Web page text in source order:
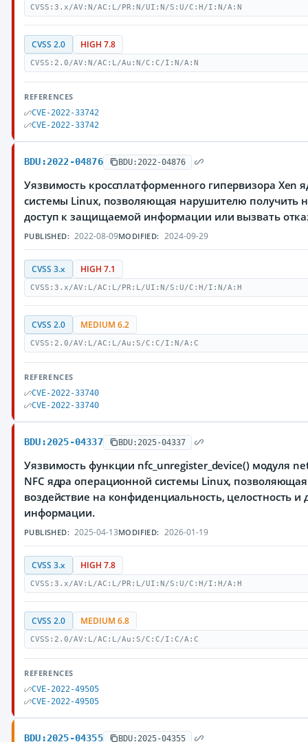
CVSS:3.x/AV:N/AC:L/PR:N/UI:N/S:U/C:H/I:N/A:N
CVSS 2.0 HIGH 7.8
CVSS:2.0/AV:N/AC:L/Au:N/C:C/I:N/A:N
REFERENCES
CVE-2022-33742
CVE-2022-33742
BDU:2022-04876 BDU:2022-04876
Уязвимость кроссплатформенного гипервизора Xen
системы Linux, позволяющая нарушителю получить
доступ к защищаемой информации или вызвать
PUBLISHED: 2022-08-09MODIFIED: 2024-09-29
CVSS 3.x HIGH 7.1
CVSS:3.x/AV:L/AC:L/PR:L/UI:N/S:U/C:H/I:N/A:H
CVSS 2.0 MEDIUM 6.2
CVSS:2.0/AV:L/AC:L/Au:S/C:C/I:N/A:C
REFERENCES
CVE-2022-33740
CVE-2022-33740
BDU:2025-04337 BDU:2025-04337
Уязвимость функции nfc_unregister_device() модуля
NFC ядра операционной системы Linux,
воздействие на конфиденциальность, целостность
информации.
PUBLISHED: 2025-04-13MODIFIED: 2026-01-19
CVSS 3.x HIGH 7.8
CVSS:3.x/AV:L/AC:L/PR:L/UI:N/S:U/C:H/I:H/A:H
CVSS 2.0 MEDIUM 6.8
CVSS:2.0/AV:L/AC:L/Au:S/C:C/I:C/A:C
REFERENCES
CVE-2022-49505
CVE-2022-49505
BDU:2025-04355 BDU:2025-04355